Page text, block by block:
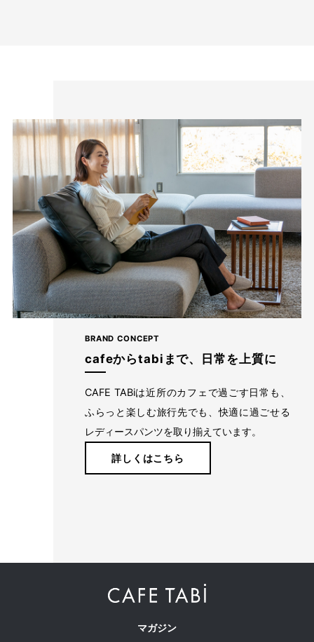
BRAND CONCEPT
cafeからtabiまで、日常を上質に
CAFE TABiは近所のカフェで過ごす日常も、
ふらっと楽しむ旅行先でも、快適に過ごせる
レディースパンツを取り揃えています。
詳しくはこちら
マガジン